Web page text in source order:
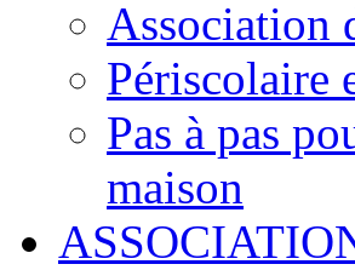
Association
Périscolaire
Pas à pas
maison